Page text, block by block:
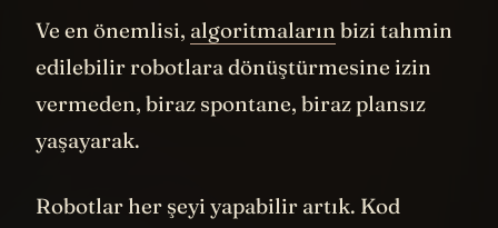
Ve en önemlisi, algoritmaların bizi tahmin
edilebilir robotlara dönüştürmesine izin
vermeden, biraz spontane, biraz plansız
yaşayarak.
Robotlar her şeyi yapabilir artık. Kod